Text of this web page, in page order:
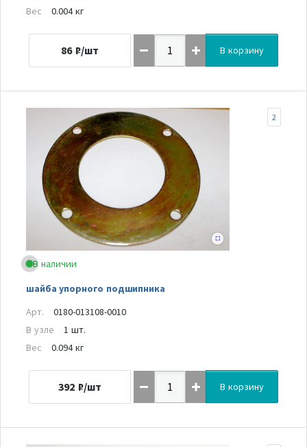
Вес
0.004 кг
86 ₽/шт В корзину
В наличии
шайба упорного подшипника
2
Арт.
0180-013108-0010
В узле
1 шт.
Вес
0.094 кг
392 ₽/шт В корзину